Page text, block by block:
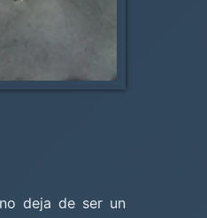
deja de ser un